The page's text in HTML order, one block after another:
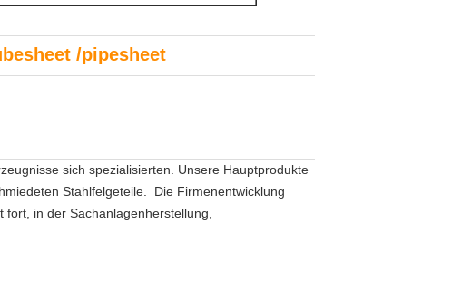
/pipesheet
sich spezialisierten. Unsere Hauptprodukte
Stahlfelgeteile. Die Firmenentwicklung
in der Sachanlagenherstellung,